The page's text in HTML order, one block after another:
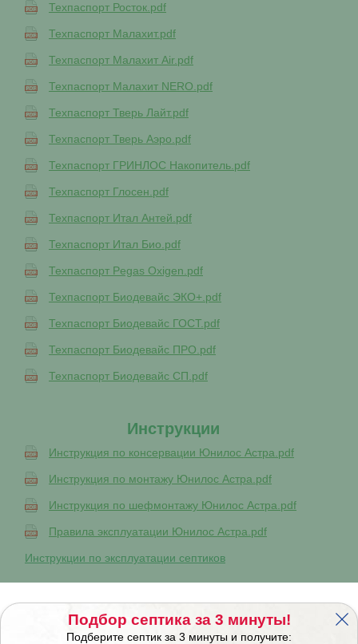
Техпаспорт Росток.pdf
Техпаспорт Малахит.pdf
Техпаспорт Малахит Air.pdf
Техпаспорт Малахит NERO.pdf
Техпаспорт Тверь Лайт.pdf
Техпаспорт Тверь Аэро.pdf
Техпаспорт ГРИНЛОС Накопитель.pdf
Техпаспорт Глосен.pdf
Техпаспорт Итал Антей.pdf
Техпаспорт Итал Био.pdf
Техпаспорт Pegas Oxigen.pdf
Техпаспорт Биодевайс ЭКО+.pdf
Техпаспорт Биодевайс ГОСТ.pdf
Техпаспорт Биодевайс ПРО.pdf
Техпаспорт Биодевайс СП.pdf
Инструкции
Инструкция по консервации Юнилос Астра.pdf
Инструкция по монтажу Юнилос Астра.pdf
Инструкция по шефмонтажу Юнилос Астра.pdf
Правила эксплуатации Юнилос Астра.pdf
Инструкции по эксплуатации септиков
Сервисное обслуживание
Сервисное обслуживание Юнилос Астра.pdf
Подбор септика за 3 минуты!
Подберите септик за 3 минуты и получите: